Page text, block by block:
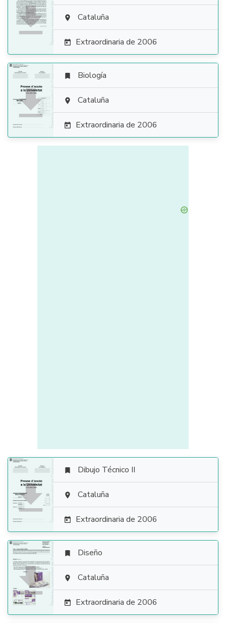
  Cataluña
 Extraordinaria de 2006

 Biología
 Cataluña
 Extraordinaria de 2006

 Dibujo Técnico II
 Cataluña
 Extraordinaria de 2006

 Diseño
 Cataluña
 Extraordinaria de 2006